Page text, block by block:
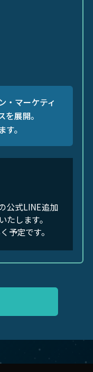
・マーケティ
展開。
。
公式LINE追加
します。
予定です。